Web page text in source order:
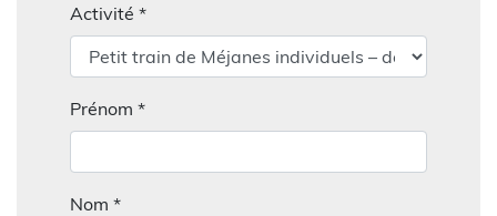
Activité *
Prénom *
Nom *